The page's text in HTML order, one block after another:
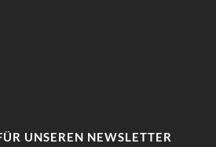
UNSEREN NEWSLETTER